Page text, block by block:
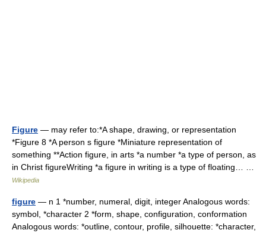
Figure — may refer to:*A shape, drawing, or representation
*Figure 8 *A person s figure *Miniature representation of
something **Action figure, in arts *a number *a type of person, as
in Christ figureWriting *a figure in writing is a type of floating… …
Wikipedia
figure — n 1 *number, numeral, digit, integer Analogous words:
symbol, *character 2 *form, shape, configuration, conformation
Analogous words: *outline, contour, profile, silhouette: *character,